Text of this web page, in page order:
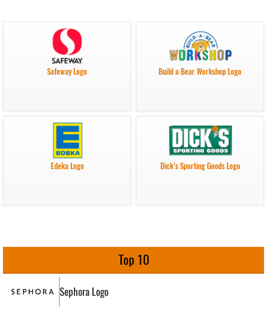
Safeway Logo Build a Bear Workshop Logo
Edeka Logo Dick’s Sporting Goods Logo
Top 10
Sephora Logo